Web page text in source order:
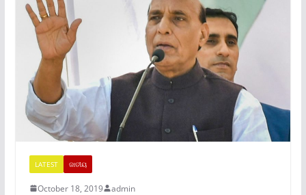
LATEST ଜାତୀୟ
October 18, 2019 admin